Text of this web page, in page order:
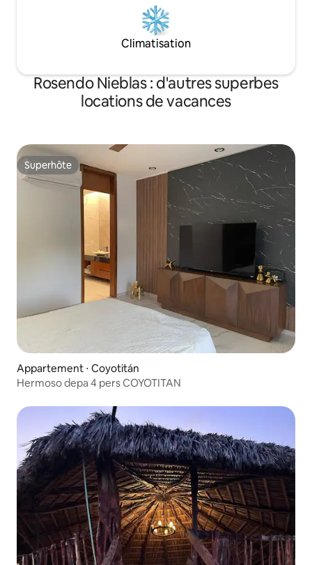
Climatisation
Rosendo Nieblas : d'autres superbes
locations de vacances
Superhôte
Superhôte
Appartement ⋅ Coyotitán
Hermoso depa 4 pers COYOTITAN